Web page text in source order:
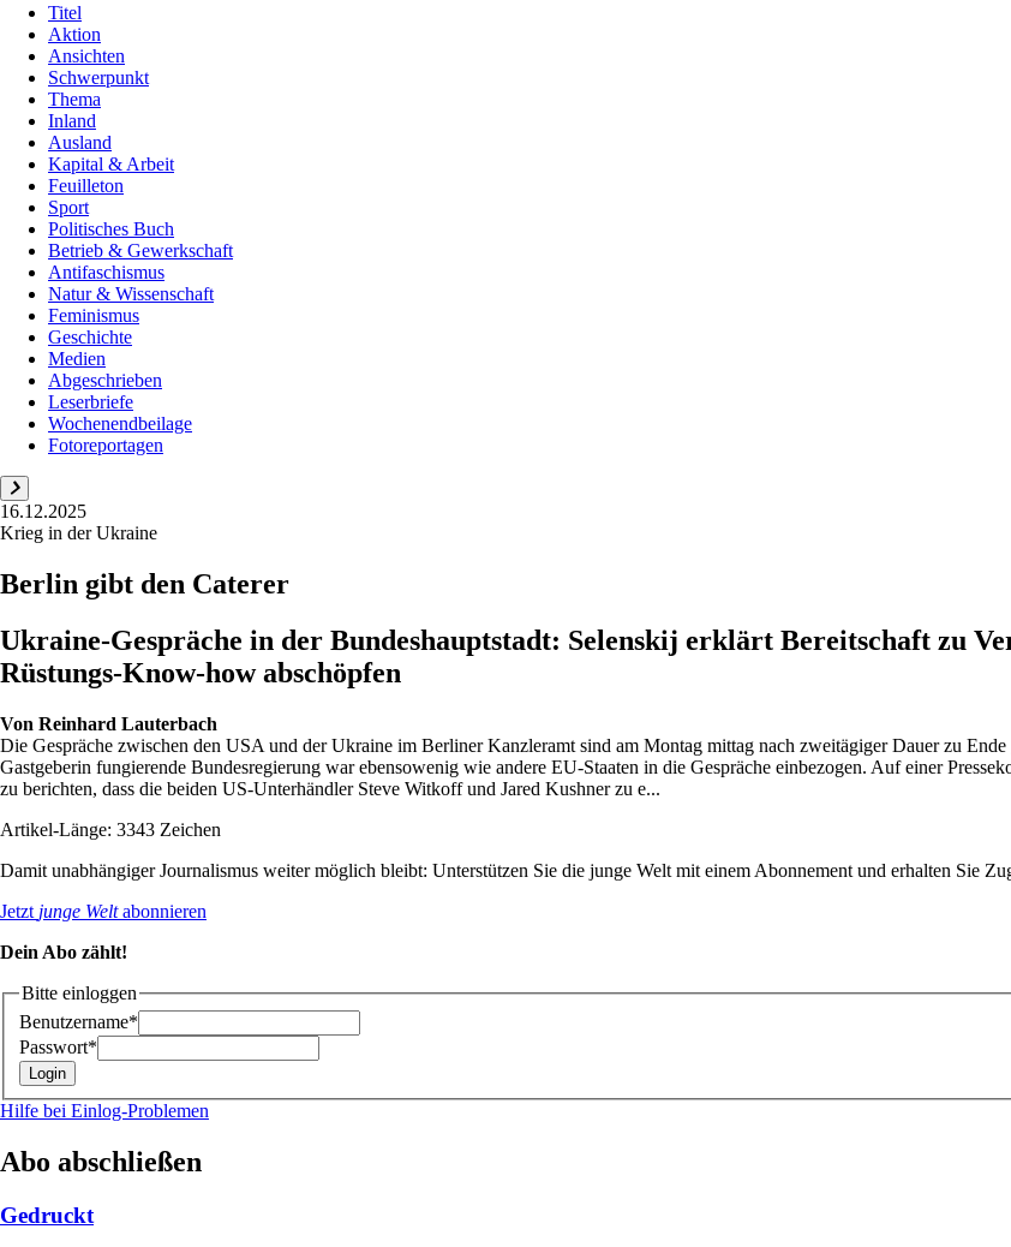
Titel
Aktion
Ansichten
Schwerpunkt
Thema
Inland
Ausland
Kapital & Arbeit
Feuilleton
Sport
Politisches Buch
Betrieb & Gewerkschaft
Antifaschismus
Natur & Wissenschaft
Feminismus
Geschichte
Medien
Abgeschrieben
Leserbriefe
Wochenendbeilage
Fotoreportagen
16.12.2025
Krieg in der Ukraine
Berlin gibt den Caterer
Ukraine-Gespräche in der Bundeshauptstadt: Selenskij erklärt Bereitschaft zu
Rüstungs-Know-how abschöpfen
Von Reinhard Lauterbach
Die Gespräche zwischen den USA und der Ukraine im Berliner Kanzleramt sind am Montag mittag nach zweitägiger Dauer zu
Gastgeberin fungierende Bundesregierung war ebensowenig wie andere EU-Staaten in die Gespräche einbezogen. Auf einer
zu berichten, dass die beiden US-Unterhändler Steve Witkoff und Jared Kushner zu e...
Artikel-Länge: 3343 Zeichen
Damit unabhängiger Journalismus weiter möglich bleibt: Unterstützen Sie die junge Welt mit einem Abonnement und erhalten Sie
Jetzt junge Weltabonnieren
Dein Abo zählt!
Bitte einloggen
Benutzername*
Passwort*
Hilfe bei Einlog-Problemen
Abo abschließen
Gedruckt